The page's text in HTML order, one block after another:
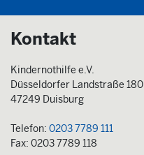
Kontakt
Kindernothilfe e.V.
Düsseldorfer Landstraße 180
47249 Duisburg
Telefon: 0203 7789 111
Fax: 0203 7789 118